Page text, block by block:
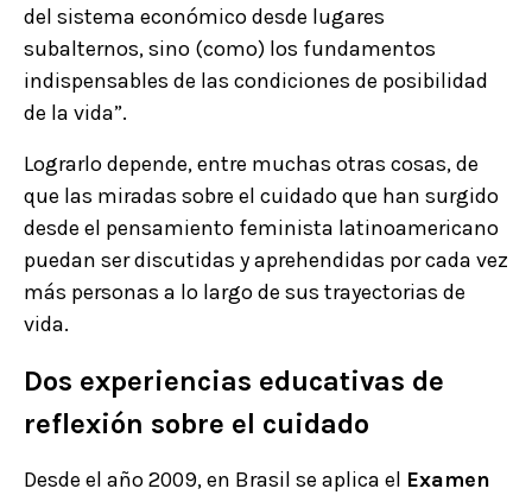
del sistema económico desde lugares
subalternos, sino (como) los fundamentos
indispensables de las condiciones de posibilidad
de la vida”.
Lograrlo depende, entre muchas otras cosas, de
que las miradas sobre el cuidado que han surgido
desde el pensamiento feminista latinoamericano
puedan ser discutidas y aprehendidas por cada vez
más personas a lo largo de sus trayectorias de
vida.
Dos experiencias educativas de
reflexión sobre el cuidado
Desde el año 2009, en Brasil se aplica el Examen